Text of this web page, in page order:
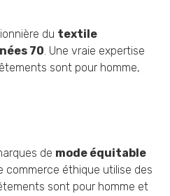
du textile
70. Une vraie expertise
sont pour homme,
de mode équitable
commerce éthique utilise des
sont pour homme et